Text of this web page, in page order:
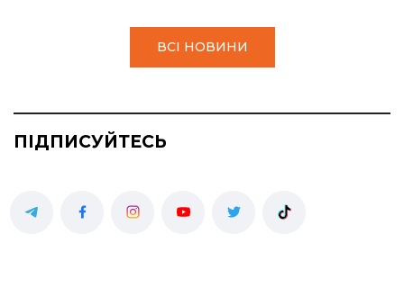
ВСІ НОВИНИ
ПІДПИСУЙТЕСЬ